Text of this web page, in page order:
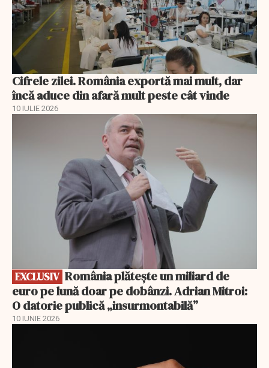
Cifrele zilei. România exportă mai mult, dar
încă aduce din afară mult peste cât vinde
10 IULIE 2026
EXCLUSIV
euro pe lună doar pe dobânzi. Adrian Mitroi:
O datorie publică „insurmontabilă”
10 IUNIE 2026